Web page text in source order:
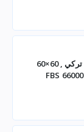
فرن بيكو كهرباء 4 عيون , تركي , 60×60